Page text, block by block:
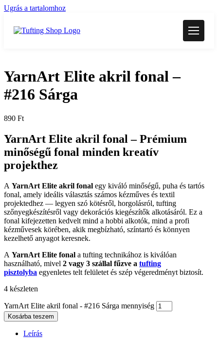
Ugrás a tartalomhoz
YarnArt Elite akril fonal –
#216 Sárga
890 Ft
YarnArt Elite akril fonal –Prémium
minőségű fonal minden kreatív
projekthez
A YarnArt Elite akril fonal egy kiváló minőségű, puha és tartós
fonal, amely ideális választás számos kézműves és textil
projektedhez — legyen szó kötésről, horgolásról, tufting
szőnyegkészítésről vagy dekorációs kiegészítők alkotásáról. Ez a
fonal kifejezetten kedvelt mind a hobbi alkotók, mind a profi
kézművesek körében, akik megbízható, színtartó és könnyen
kezelhető anyagot keresnek.
A YarnArt Elite fonal a tufting technikához is kiválóan
használható, mivel 2 vagy 3 szállal fűzve a tufting
pisztolyba egyenletes telt felületet és szép végeredményt biztosít.
4 készleten
YarnArt Elite akril fonal - #216 Sárga mennyiség
Kosárba teszem
Leírás